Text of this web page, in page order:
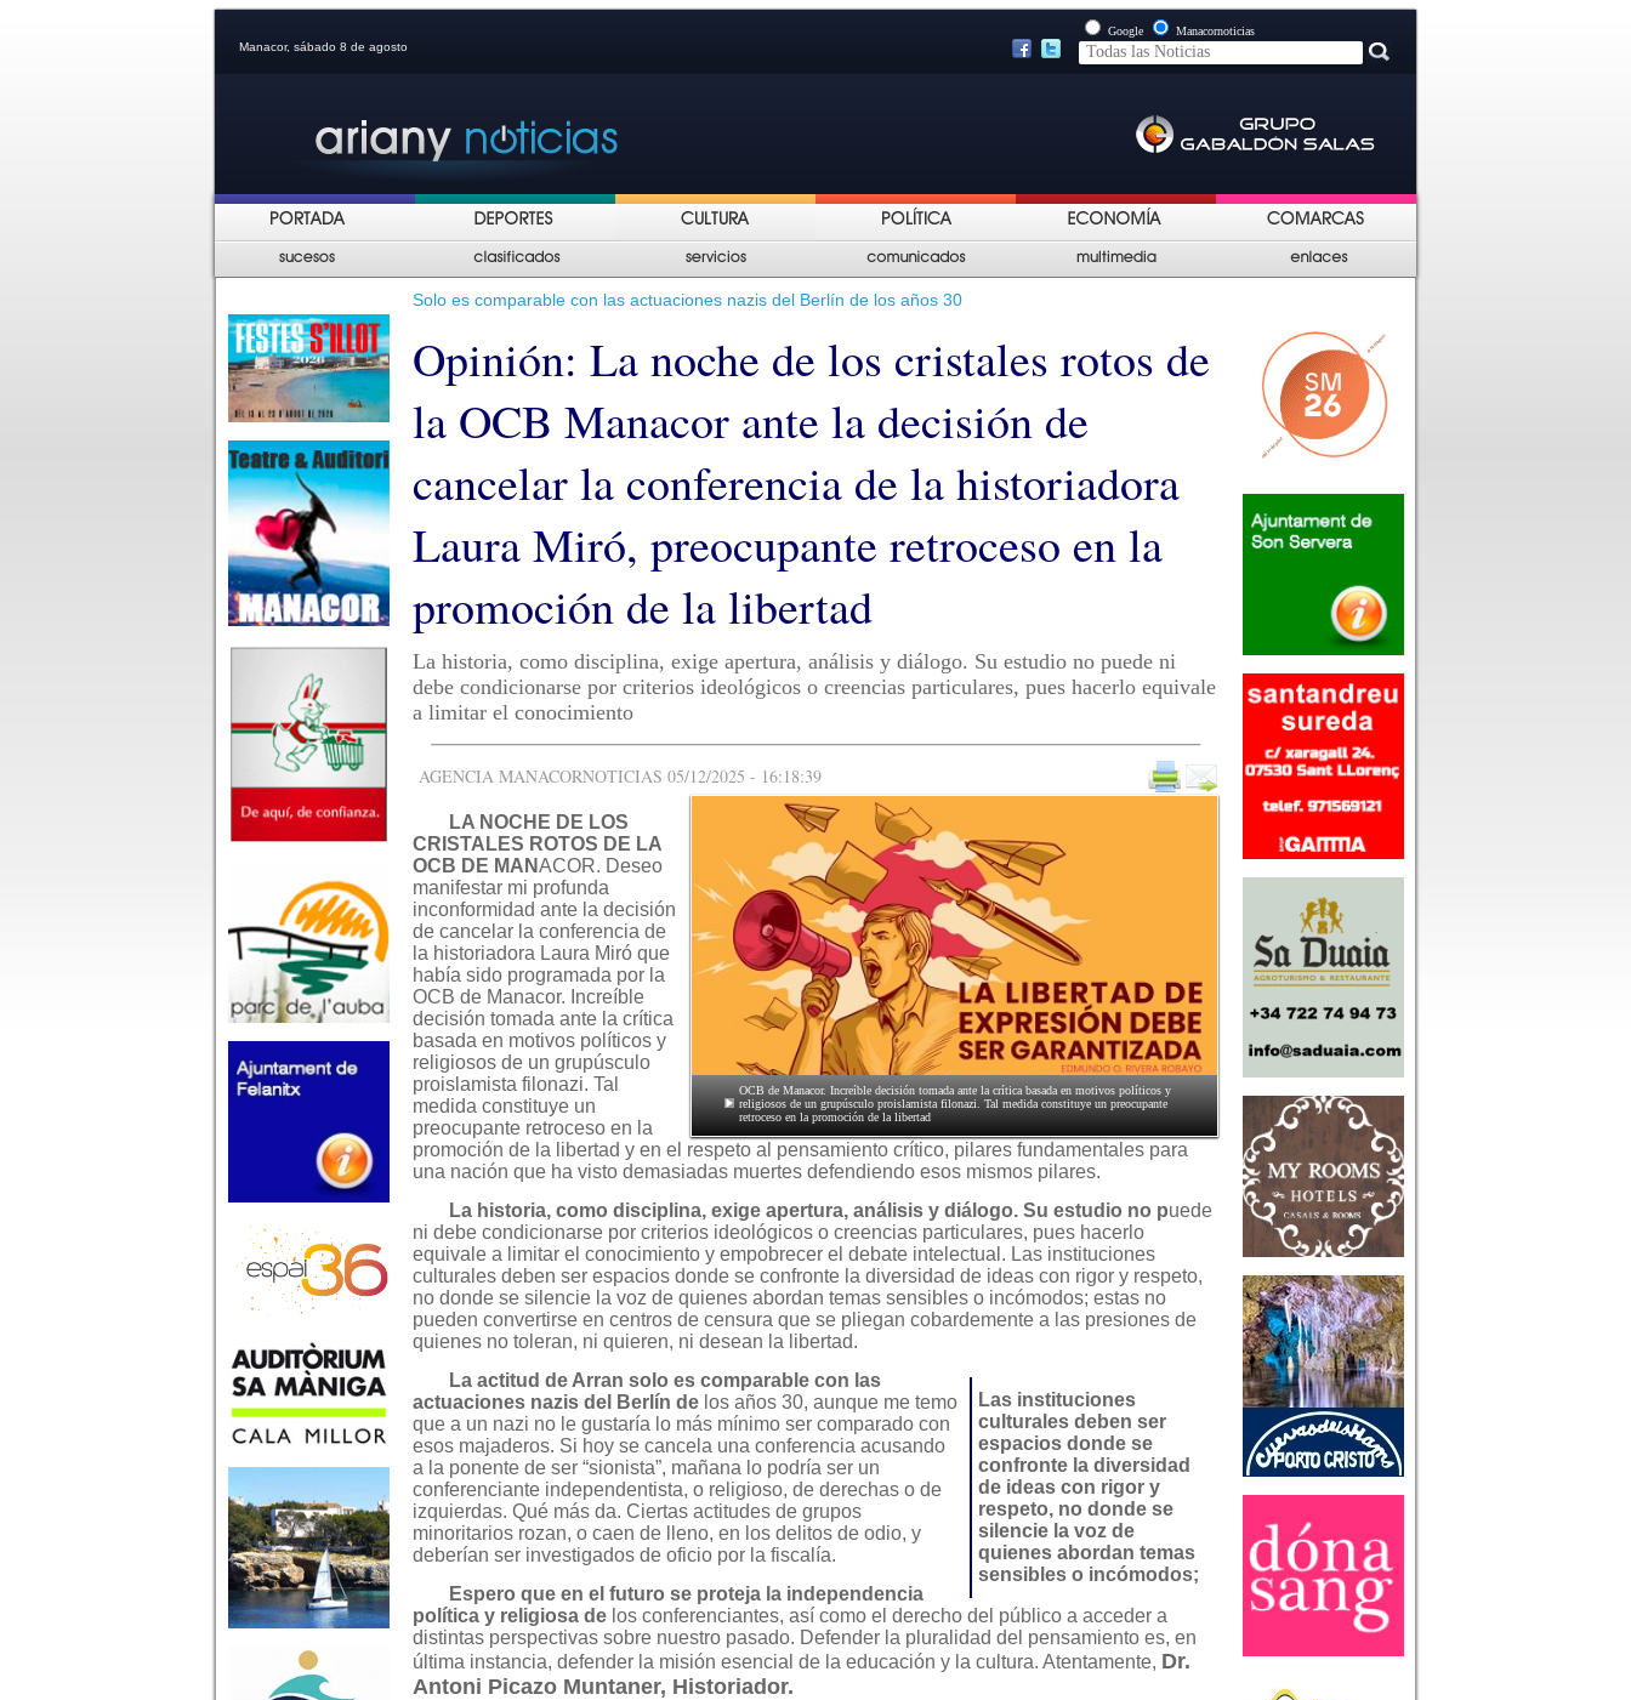
Manacor, sábado 8 de agosto
Google Manacornoticias
Solo es comparable con las actuaciones nazis del Berlín de los años 30
Opinión: La noche de los cristales rotos de
la OCB Manacor ante la decisión de
cancelar la conferencia de la historiadora
Laura Miró, preocupante retroceso en la
promoción de la libertad
La historia, como disciplina, exige apertura, análisis y diálogo. Su estudio no puede ni
debe condicionarse por criterios ideológicos o creencias particulares, pues hacerlo equivale
a limitar el conocimiento
AGENCIA MANACORNOTICIAS 05/12/2025 - 16:18:39
OCB de Manacor. Increíble decisión tomada ante la crítica basada en motivos políticos y
religiosos de un grupúsculo proislamista filonazi. Tal medida constituye un preocupante
retroceso en la promoción de la libertad
LA NOCHE DE LOS
CRISTALES ROTOS DE LA
OCB DE MANACOR. Deseo
manifestar mi profunda
inconformidad ante la decisión
de cancelar la conferencia de
la historiadora Laura Miró que
había sido programada por la
OCB de Manacor. Increíble
decisión tomada ante la crítica
basada en motivos políticos y
religiosos de un grupúsculo
proislamista filonazi. Tal
medida constituye un
preocupante retroceso en la
promoción de la libertad y en el respeto al pensamiento crítico, pilares fundamentales para
una nación que ha visto demasiadas muertes defendiendo esos mismos pilares.
La historia, como disciplina, exige apertura, análisis y diálogo. Su estudio no puede
ni debe condicionarse por criterios ideológicos o creencias particulares, pues hacerlo
equivale a limitar el conocimiento y empobrecer el debate intelectual. Las instituciones
culturales deben ser espacios donde se confronte la diversidad de ideas con rigor y respeto,
no donde se silencie la voz de quienes abordan temas sensibles o incómodos; estas no
pueden convertirse en centros de censura que se pliegan cobardemente a las presiones de
quienes no toleran, ni quieren, ni desean la libertad.
Las instituciones
culturales deben ser
espacios donde se
confronte la diversidad
de ideas con rigor y
respeto, no donde se
silencie la voz de
quienes abordan temas
sensibles o incómodos;
La actitud de Arran solo es comparable con las
actuaciones nazis del Berlín de los años 30, aunque me temo
que a un nazi no le gustaría lo más mínimo ser comparado con
esos majaderos. Si hoy se cancela una conferencia acusando
a la ponente de ser “sionista”, mañana lo podría ser un
conferenciante independentista, o religioso, de derechas o de
izquierdas. Qué más da. Ciertas actitudes de grupos
minoritarios rozan, o caen de lleno, en los delitos de odio, y
deberían ser investigados de oficio por la fiscalía.
Espero que en el futuro se proteja la independencia
política y religiosa de los conferenciantes, así como el derecho del público a acceder a
distintas perspectivas sobre nuestro pasado. Defender la pluralidad del pensamiento es, en
última instancia, defender la misión esencial de la educación y la cultura. Atentamente, Dr.
Antoni Picazo Muntaner, Historiador.